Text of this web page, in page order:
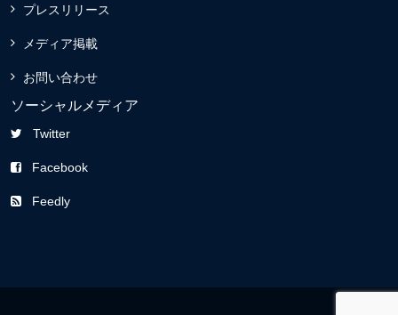
プレスリリース
メディア掲載
お問い合わせ
ソーシャルメディア
Twitter
Facebook
Feedly